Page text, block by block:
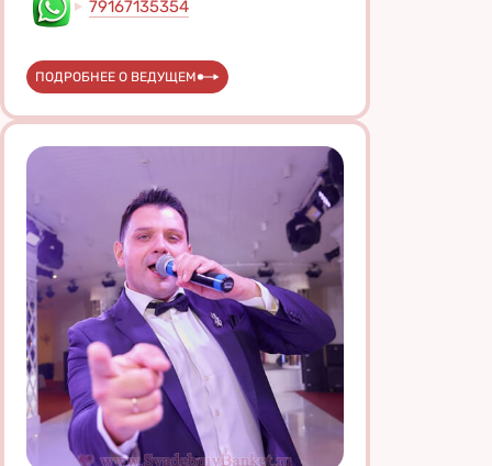
79167135354
ПОДРОБНЕЕ О ВЕДУЩЕМ